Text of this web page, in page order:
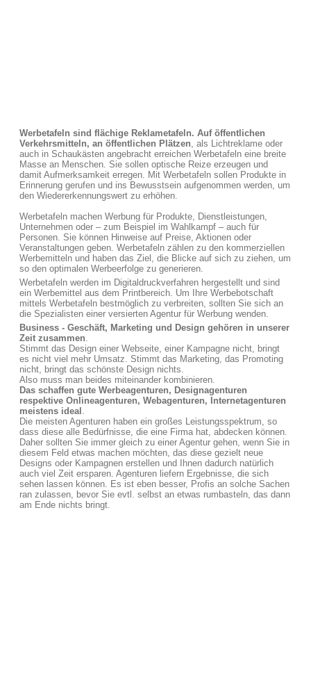
Werbetafeln sind flächige Reklametafeln. Auf öffentlichen
Verkehrsmitteln, an öffentlichen Plätzen, als Lichtreklame oder
auch in Schaukästen angebracht erreichen Werbetafeln eine breite
Masse an Menschen. Sie sollen optische Reize erzeugen und
damit Aufmerksamkeit erregen. Mit Werbetafeln sollen Produkte in
Erinnerung gerufen und ins Bewusstsein aufgenommen werden, um
den Wiedererkennungswert zu erhöhen.
Werbetafeln machen Werbung für Produkte, Dienstleistungen,
Unternehmen oder – zum Beispiel im Wahlkampf – auch für
Personen. Sie können Hinweise auf Preise, Aktionen oder
Veranstaltungen geben. Werbetafeln zählen zu den kommerziellen
Werbemitteln und haben das Ziel, die Blicke auf sich zu ziehen, um
so den optimalen Werbeerfolge zu generieren.
Werbetafeln werden im Digitaldruckverfahren hergestellt und sind
ein Werbemittel aus dem Printbereich. Um Ihre Werbebotschaft
mittels Werbetafeln bestmöglich zu verbreiten, sollten Sie sich an
die Spezialisten einer versierten Agentur für Werbung wenden.
Business - Geschäft, Marketing und Design gehören in unserer
Zeit zusammen.
Stimmt das Design einer Webseite, einer Kampagne nicht, bringt
es nicht viel mehr Umsatz. Stimmt das Marketing, das Promoting
nicht, bringt das schönste Design nichts.
Also muss man beides miteinander kombinieren.
Das schaffen gute Werbeagenturen, Designagenturen
respektive Onlineagenturen, Webagenturen, Internetagenturen
meistens ideal .
Die meisten Agenturen haben ein großes Leistungsspektrum, so
dass diese alle Bedürfnisse, die eine Firma hat, abdecken können.
Daher sollten Sie immer gleich zu einer Agentur gehen, wenn Sie in
diesem Feld etwas machen möchten, das diese gezielt neue
Designs oder Kampagnen erstellen und Ihnen dadurch natürlich
auch viel Zeit ersparen. Agenturen liefern Ergebnisse, die sich
sehen lassen können. Es ist eben besser, Profis an solche Sachen
ran zulassen, bevor Sie evtl. selbst an etwas rumbasteln, das dann
am Ende nichts bringt.